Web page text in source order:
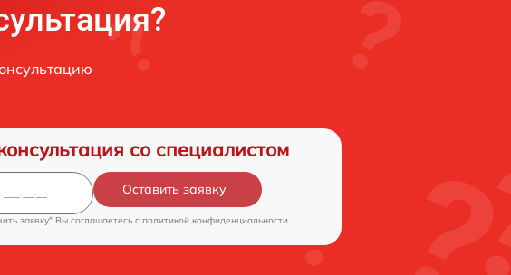
со специалистом
Оставить заявку
заявку" Вы соглашаетесь c политикой конфиденциальности